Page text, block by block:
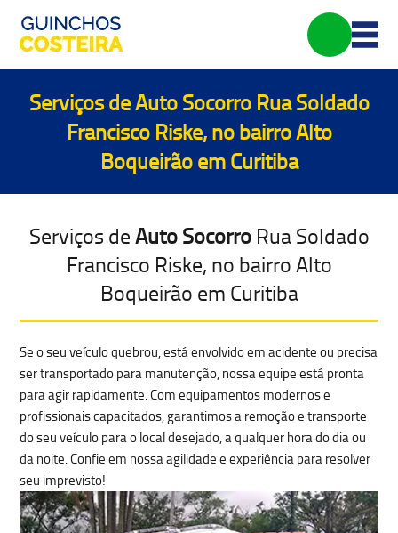
Serviços deAuto SocorroRua Soldado
Francisco Riske, no bairro Alto
Boqueirão em Curitiba
Serviços deAuto SocorroRua Soldado
Francisco Riske, no bairro Alto
Boqueirão em Curitiba
Se o seuveículo quebrou, está envolvido em acidente ou precisa
ser transportado para manutenção, nossa equipe está pronta
para agir rapidamente. Com equipamentos modernos e
profissionais capacitados, garantimos aremoção e transporte
do seu veículo para o local desejado, a qualquer hora do dia ou
da noite. Confie em nossa agilidade e experiência para resolver
seu imprevisto!